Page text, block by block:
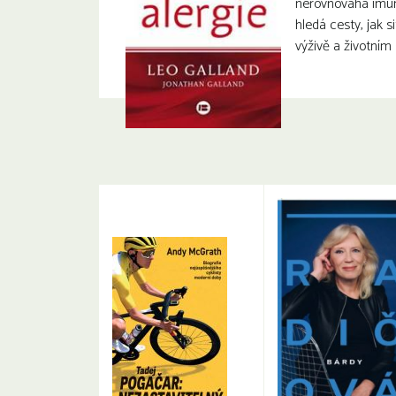
hledá cesty, jak
výživě a životním